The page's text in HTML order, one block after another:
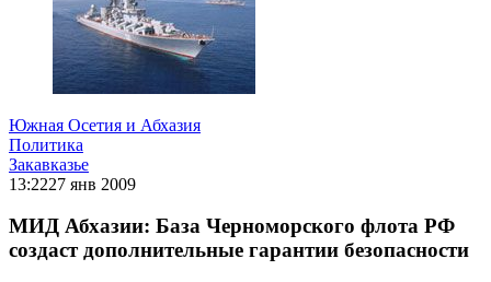
Южная Осетия и Абхазия
Политика
Закавказье
13:2227 янв 2009
МИД Абхазии: База Черноморского флота РФ
создаст дополнительные гарантии безопасности